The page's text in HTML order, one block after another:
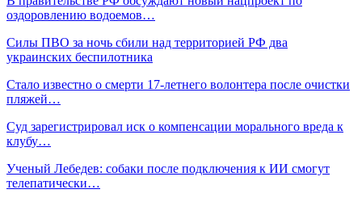
оздоровлению водоемов…
Силы ПВО за ночь сбили над территорией РФ два
украинских беспилотника
Стало известно о смерти 17-летнего волонтера после очистки
пляжей…
Суд зарегистрировал иск о компенсации морального вреда к
клубу…
Ученый Лебедев: собаки после подключения к ИИ смогут
телепатически…